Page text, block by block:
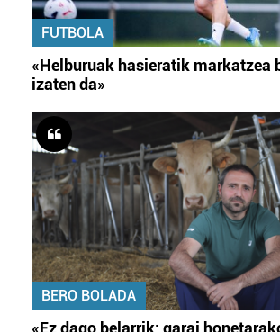
FUTBOLA
«Helburuak hasieratik markatzea
izaten da»
BERO BOLADA
«Ez dago belarrik; garai